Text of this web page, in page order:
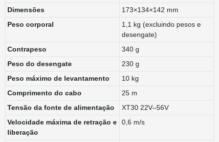
Dimensões
173×134×142 mm
Peso corporal
1,1 kg (excluindo pesos e
desengate)
Contrapeso
340 g
Peso do desengate
230 g
Peso máximo de levantamento
10 kg
Comprimento do cabo
25 m
Tensão da fonte de alimentação
XT30 22V–56V
Velocidade máxima de retração e
liberação
0,6 m/s